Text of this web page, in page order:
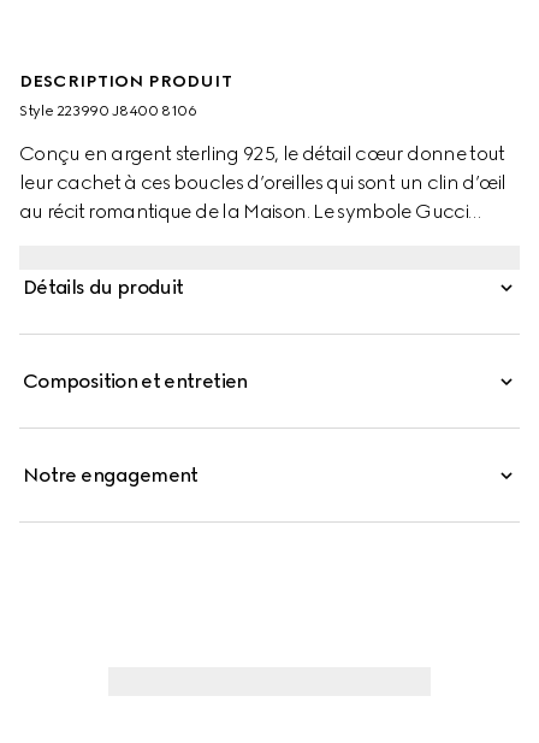
DESCRIPTION PRODUIT
Style ‎223990 J8400 8106
Conçu en argent sterling 925, le détail cœur donne tout
leur cachet à ces boucles d’oreilles qui sont un clin d’œil
au récit romantique de la Maison. Le symbole Gucci
Détails du produit
Composition et entretien
Notre engagement